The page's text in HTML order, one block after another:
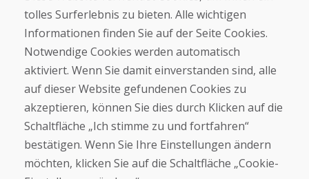
Kaufen
E-Shop
Impressum
Geschäftsbedingungen
Zahlung
Beschwerde
Rückgabe und Umtausch von Waren
Cookies
tolles Surferlebnis zu bieten. Alle wichtigen
Informationen finden Sie auf der Seite Cookies.
Notwendige Cookies werden automatisch
aktiviert. Wenn Sie damit einverstanden sind, alle
auf dieser Website gefundenen Cookies zu
akzeptieren, können Sie dies durch Klicken auf die
Schaltfläche „Ich stimme zu und fortfahren“
bestätigen. Wenn Sie Ihre Einstellungen ändern
möchten, klicken Sie auf die Schaltfläche „Cookie-